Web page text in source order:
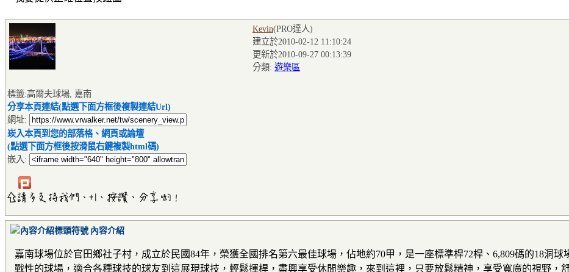
Kevin(PRO達人)
建立於2010-02-12 11:10:24
更新於2010-09-27 00:13:39
分類: 遊樂區
標籤:高爾夫球場, 嘉南
分享本頁連結(點選下面方框後複製連結Url)
網址:
崁入本頁到您的部落格、網頁或論壇
(點選下面方框後按滑鼠右鍵複製html碼)
嵌入:
內容介紹
嘉南球場位於官田鄉社子村，成立於民國84年，榮獲全國排名第六最佳球場，佔地約70甲，是一座標準桿72桿、6,809碼的18洞
戰性的球場，適合各種球技的球友到這展現球技，輕鬆揮桿，盡興享受休閒樂趣，來到這裡，只要放鬆精神，享受寬廣的視野，